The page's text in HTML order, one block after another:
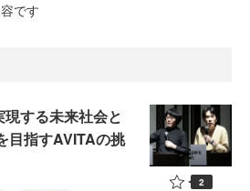
です
する未来社会と
目指すAVITAの挑
2